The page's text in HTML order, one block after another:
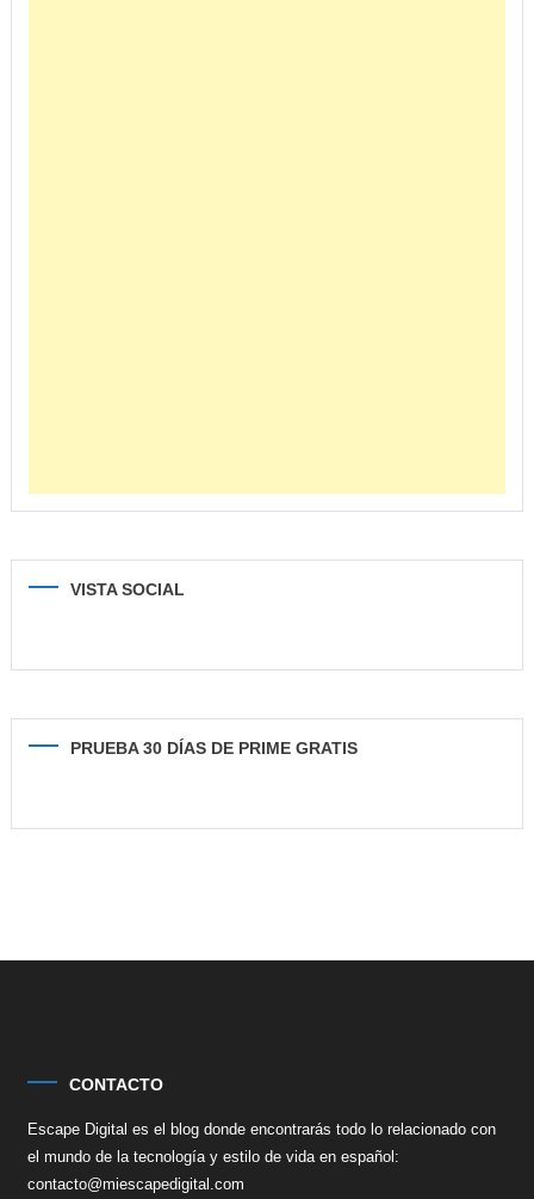
VISTA SOCIAL
PRUEBA 30 DÍAS DE PRIME GRATIS
CONTACTO
Escape Digital es el blog donde encontrarás todo lo relacionado con
el mundo de la tecnología y estilo de vida en español:
contacto@miescapedigital.com